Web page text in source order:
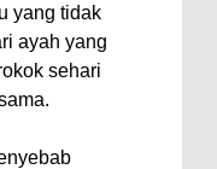
yang tidak
ayah yang
sehari
sama.